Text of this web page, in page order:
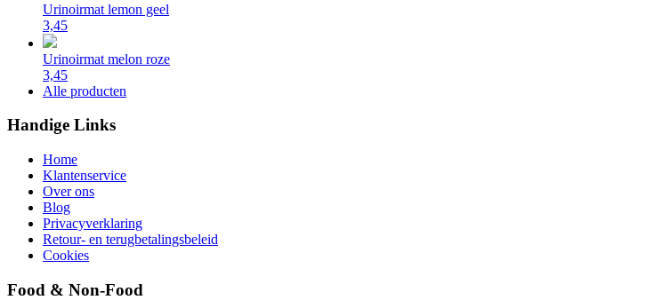
Urinoirmat lemon geel
3,45
Urinoirmat melon roze
3,45
Alle producten
Handige Links
Home
Klantenservice
Over ons
Blog
Privacyverklaring
Retour- en terugbetalingsbeleid
Cookies
Food & Non-Food